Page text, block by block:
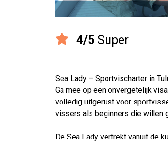
4/5 Super
Sea Lady – Sportvischarter in
Ga mee op een onvergetelijk
volledig uitgerust voor
vissers als beginners die willen
De Sea Lady vertrekt vanuit de